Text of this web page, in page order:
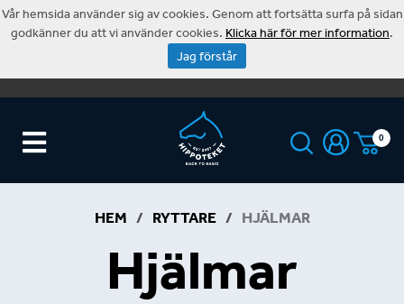
0
HEM / RYTTARE / HJÄLMAR
Hjälmar
Vår hemsida använder sig av cookies. Genom att fortsätta surfa på sidan
godkänner du att vi använder cookies. Klicka här för mer information.
Jag förstår